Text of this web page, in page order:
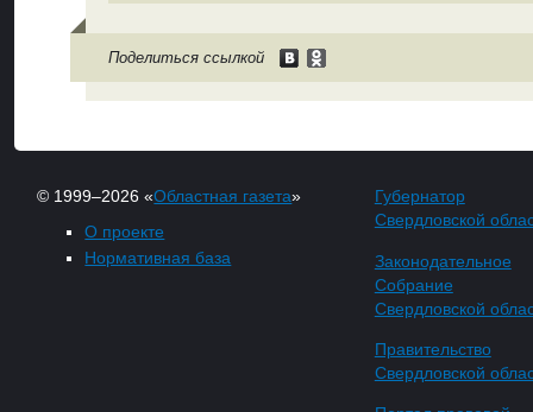
Поделиться ссылкой
© 1999–2026 «Областная газета»
О проекте
Нормативная база
Губернатор
Свердловской
Законодательное
Собрание
Свердловской
Правительство
Свердловской